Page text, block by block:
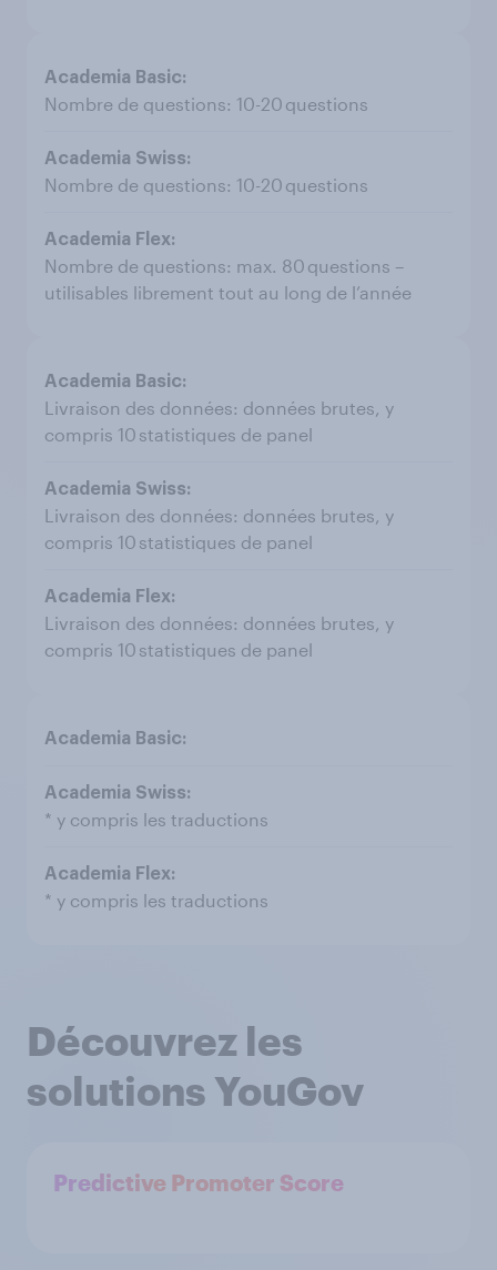
Nombre de questions: 10-20 questions
Nombre de questions: 10-20 questions
Nombre de questions: max. 80 questions –
utilisables librement tout au long de l’année
Livraison des données: données brutes, y
compris 10 statistiques de panel
Livraison des données: données brutes, y
compris 10 statistiques de panel
Livraison des données: données brutes, y
compris 10 statistiques de panel
* y compris les traductions
* y compris les traductions
Découvrez les
solutions YouGov
Predictive Promoter Score